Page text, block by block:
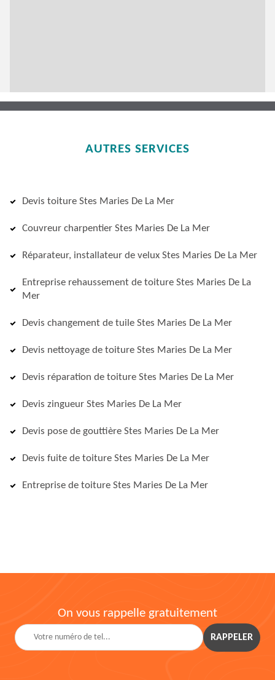
AUTRES SERVICES
Devis toiture Stes Maries De La Mer
Couvreur charpentier Stes Maries De La Mer
Réparateur, installateur de velux Stes Maries De La Mer
Entreprise rehaussement de toiture Stes Maries De La
Mer
Devis changement de tuile Stes Maries De La Mer
Devis nettoyage de toiture Stes Maries De La Mer
Devis réparation de toiture Stes Maries De La Mer
Devis zingueur Stes Maries De La Mer
Devis pose de gouttière Stes Maries De La Mer
Devis fuite de toiture Stes Maries De La Mer
Entreprise de toiture Stes Maries De La Mer
On vous rappelle gratuitement